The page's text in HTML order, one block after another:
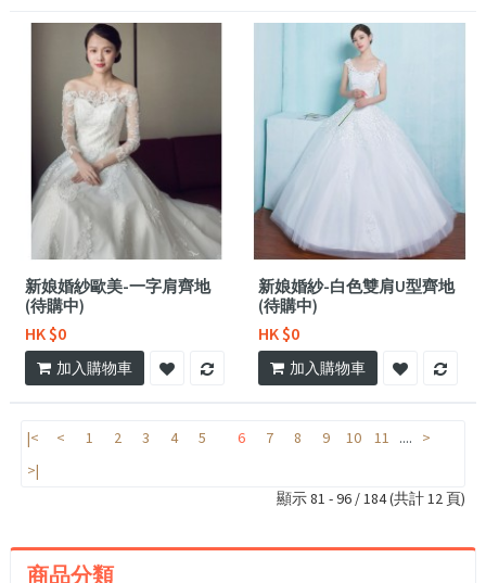
新娘婚紗歐美-一字肩齊地
(待購中)
HK $0
加入購物車
新娘婚紗-白色雙肩U型齊地
(待購中)
HK $0
加入購物車
|< < 1 2 3 4 5 6 7 8 9 10 11 ....
>
>|
顯示 81 - 96 / 184 (共計 12 頁)
商品分類